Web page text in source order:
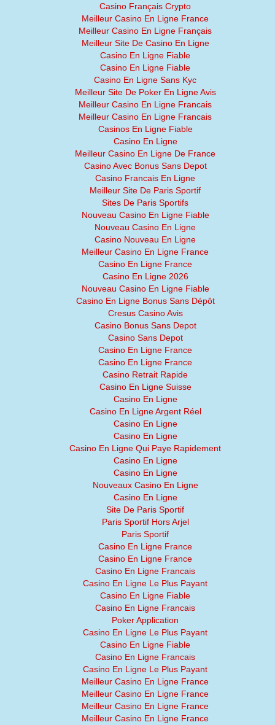
Casino Français Crypto
Meilleur Casino En Ligne France
Meilleur Casino En Ligne Français
Meilleur Site De Casino En Ligne
Casino En Ligne Fiable
Casino En Ligne Fiable
Casino En Ligne Sans Kyc
Meilleur Site De Poker En Ligne Avis
Meilleur Casino En Ligne Francais
Meilleur Casino En Ligne Francais
Casinos En Ligne Fiable
Casino En Ligne
Meilleur Casino En Ligne De France
Casino Avec Bonus Sans Depot
Casino Francais En Ligne
Meilleur Site De Paris Sportif
Sites De Paris Sportifs
Nouveau Casino En Ligne Fiable
Nouveau Casino En Ligne
Casino Nouveau En Ligne
Meilleur Casino En Ligne France
Casino En Ligne France
Casino En Ligne 2026
Nouveau Casino En Ligne Fiable
Casino En Ligne Bonus Sans Dépôt
Cresus Casino Avis
Casino Bonus Sans Depot
Casino Sans Depot
Casino En Ligne France
Casino En Ligne France
Casino Retrait Rapide
Casino En Ligne Suisse
Casino En Ligne
Casino En Ligne Argent Réel
Casino En Ligne
Casino En Ligne
Casino En Ligne Qui Paye Rapidement
Casino En Ligne
Casino En Ligne
Nouveaux Casino En Ligne
Casino En Ligne
Site De Paris Sportif
Paris Sportif Hors Arjel
Paris Sportif
Casino En Ligne France
Casino En Ligne France
Casino En Ligne Francais
Casino En Ligne Le Plus Payant
Casino En Ligne Fiable
Casino En Ligne Francais
Poker Application
Casino En Ligne Le Plus Payant
Casino En Ligne Fiable
Casino En Ligne Francais
Casino En Ligne Le Plus Payant
Meilleur Casino En Ligne France
Meilleur Casino En Ligne France
Meilleur Casino En Ligne France
Meilleur Casino En Ligne France